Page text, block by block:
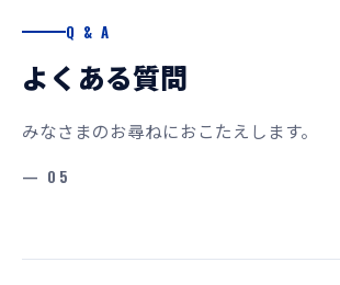
Q & A
よくある質問
みなさまのお尋ねにおこたえします。
— 05